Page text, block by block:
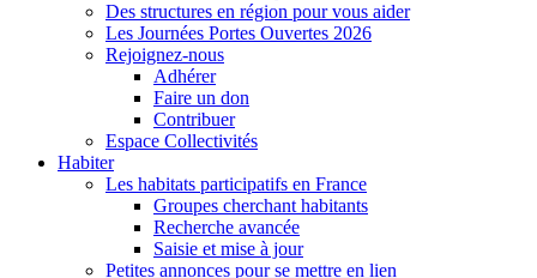
Des structures en région pour vous aider
Les Journées Portes Ouvertes 2026
Rejoignez-nous
Adhérer
Faire un don
Contribuer
Espace Collectivités
Habiter
Les habitats participatifs en France
Groupes cherchant habitants
Recherche avancée
Saisie et mise à jour
Petites annonces pour se mettre en lien